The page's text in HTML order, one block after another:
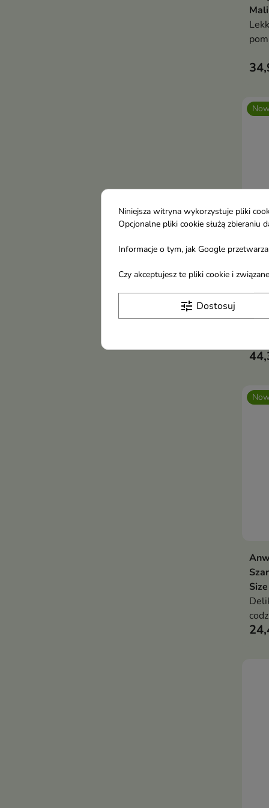
bez
Niniejsza witryna wykorzystuje pliki
Opcjonalne pliki cookie służą
Informacje o tym, jak Google
Czy akceptujesz te pliki cookie i
tune Dostosuj